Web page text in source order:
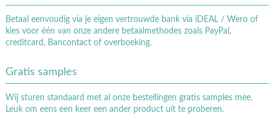
Betaal eenvoudig via je eigen vertrouwde bank via iDEAL / Wero of
kies voor één van onze andere betaalmethodes zoals PayPal,
creditcard, Bancontact of overboeking.
Gratis samples
Wij sturen standaard met al onze bestellingen gratis samples mee.
Leuk om eens een keer een ander product uit te proberen.